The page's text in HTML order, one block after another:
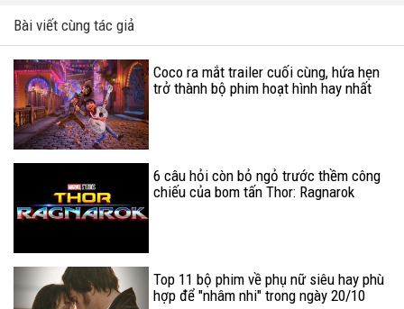
Bài viết cùng tác giả
Coco ra mắt trailer cuối cùng, hứa hẹn
trở thành bộ phim hoạt hình hay nhất
6 câu hỏi còn bỏ ngỏ trước thềm công
chiếu của bom tấn Thor: Ragnarok
Top 11 bộ phim về phụ nữ siêu hay phù
hợp để "nhâm nhi" trong ngày 20/10